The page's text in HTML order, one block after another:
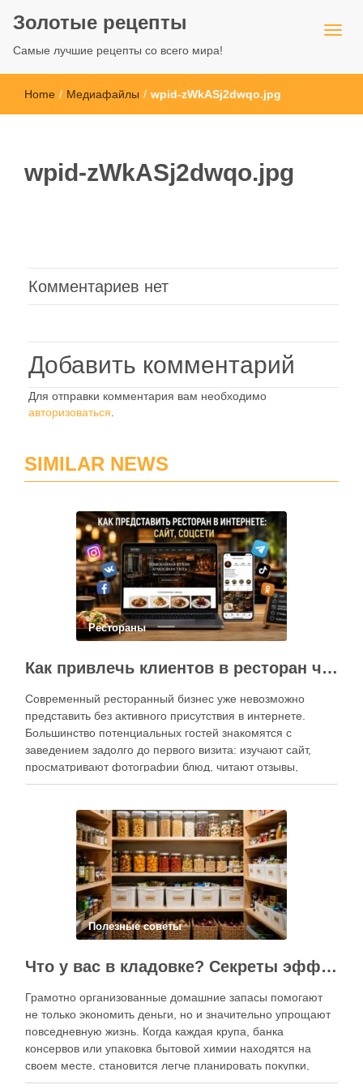
Золотые рецепты
Самые лучшие рецепты со всего мира!
Home / Медиафайлы / wpid-zWkASj2dwqo.jpg
wpid-zWkASj2dwqo.jpg
Комментариев нет
Добавить комментарий
Для отправки комментария вам необходимо
авторизоваться
SIMILAR NEWS
Рестораны
Как привлечь клиентов в ресторан через интернет: каким должен быть сайт и как эффективно использовать социальные сети
Современный ресторанный бизнес уже невозможно
представить без активного присутствия в интернете.
Большинство потенциальных гостей знакомятся с
заведением задолго до первого визита: изучают сайт,
просматривают фотографии блюд, читают отзывы,
оценивают интерьер, сравнивают цены и даже смотрят
продвижение становится одним из ключевых
инструментов увеличения посещаемости, повышения …
Полезные советы
Что у вас в кладовке? Секреты эффективного планирования запасов
Грамотно организованные домашние запасы помогают
не только экономить деньги, но и значительно упрощают
повседневную жизнь. Когда каждая крупа, банка
консервов или упаковка бытовой химии находятся на
своем месте, становится легче планировать покупки,
готовить блюда и избегать лишних расходов.